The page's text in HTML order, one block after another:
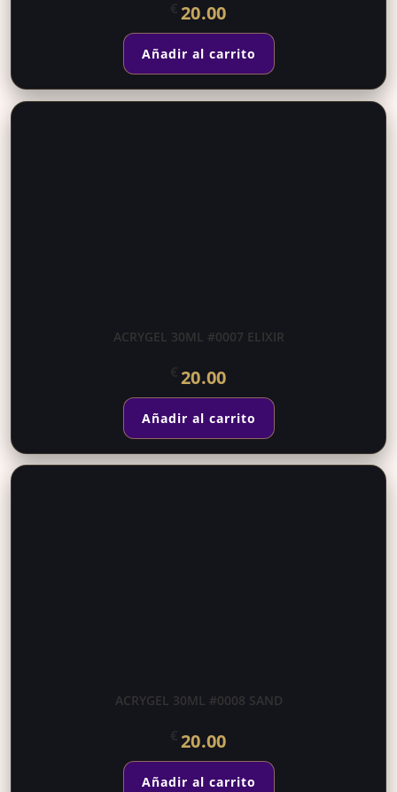
20.00
Añadir al carrito
ACRYGEL 30ML #0007 ELIXIR
20.00
Añadir al carrito
ACRYGEL 30ML #0008 SAND
20.00
Añadir al carrito